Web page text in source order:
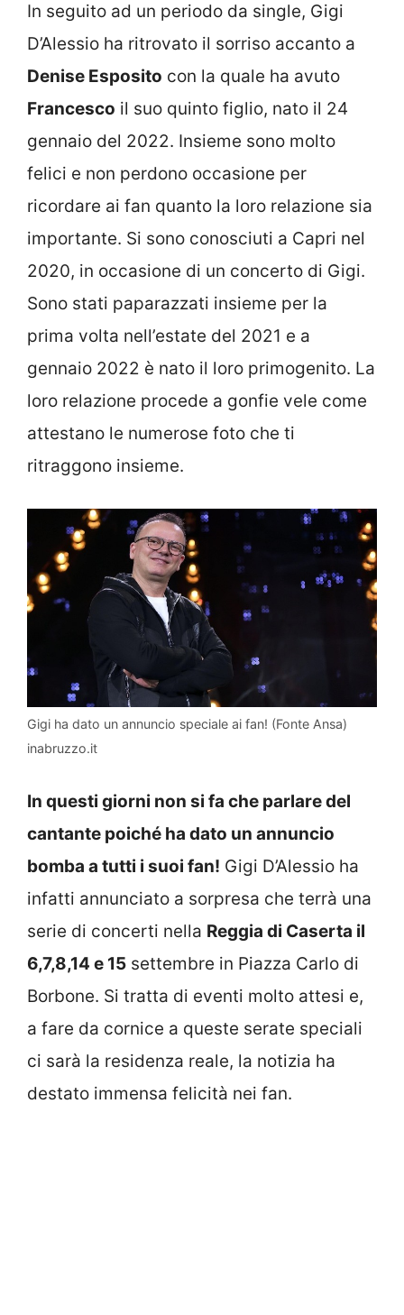
In seguito ad un periodo da single, Gigi
D’Alessio ha ritrovato il sorriso accanto a
Denise Esposito con la quale ha avuto
Francesco il suo quinto figlio, nato il 24
gennaio del 2022. Insieme sono molto
felici e non perdono occasione per
ricordare ai fan quanto la loro relazione sia
importante. Si sono conosciuti a Capri nel
2020, in occasione di un concerto di Gigi.
Sono stati paparazzati insieme per la
prima volta nell’estate del 2021 e a
gennaio 2022 è nato il loro primogenito. La
loro relazione procede a gonfie vele come
attestano le numerose foto che ti
ritraggono insieme.
Gigi ha dato un annuncio speciale ai fan! (Fonte Ansa)
inabruzzo.it
In questi giorni non si fa che parlare del
cantante poiché ha dato un annuncio
bomba a tutti i suoi fan! Gigi D’Alessio ha
infatti annunciato a sorpresa che terrà una
serie di concerti nella Reggia di Caserta il
6,7,8,14 e 15 settembre in Piazza Carlo di
Borbone. Si tratta di eventi molto attesi e,
a fare da cornice a queste serate speciali
ci sarà la residenza reale, la notizia ha
destato immensa felicità nei fan.